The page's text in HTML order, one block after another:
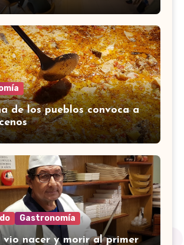
de los pueblos convoca a
Gastronomía
vio nacer y morir al primer